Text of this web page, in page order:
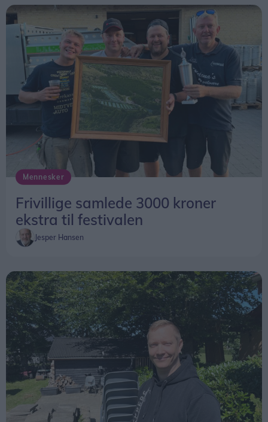
Mennesker
Frivillige samlede 3000 kroner
ekstra til festivalen
Jesper Hansen